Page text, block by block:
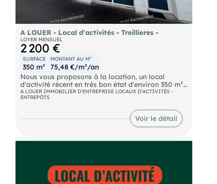
A LOUER - Local d'activités - Treillieres -
LOYER MENSUEL
2 200 €
SURFACE
350 m²
MONTANT AU M²
75,48 €/m²/an
Nous vous proposons à la location, un local
d'activité récent en très bon état d'environ 350 m²
composé comme suit :
- 250 m² de stockage avec 2 portes sectionnelles
- 100 m² de bureaux sur deux niveaux : accueil et 1
bureau en RDC et 2 bureaux à l'étage Zone
immédiate. Les informations sur les risques
A LOUER IMMOBILIER D'ENTREPRISE LOCAUX D'ACTIVITÉS -
ENTREPÔTS
Voir le détail